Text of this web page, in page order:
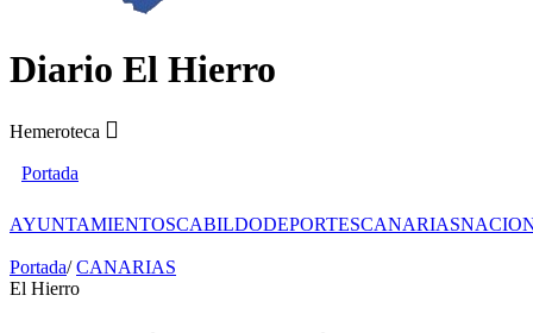
Diario El Hierro
Hemeroteca
Portada
AYUNTAMIENTOSCABILDODEPORTESCANARIAS
Portada/ CANARIAS
El Hierro